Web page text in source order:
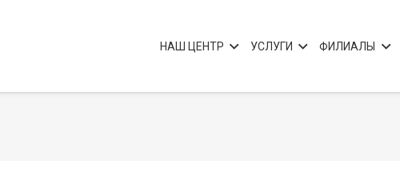
НАШ ЦЕНТР УСЛУГИ ФИЛИАЛЫ